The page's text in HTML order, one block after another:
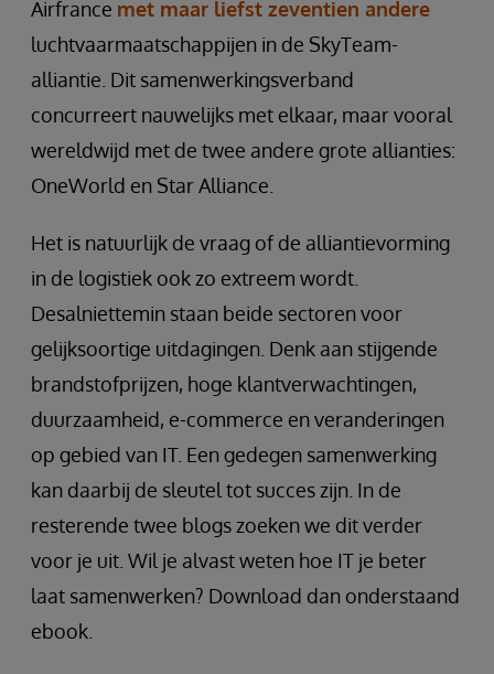
Airfrance met maar liefst zeventien andere
luchtvaarmaatschappijen in de SkyTeam-
alliantie. Dit samenwerkingsverband
concurreert nauwelijks met elkaar, maar vooral
wereldwijd met de twee andere grote allianties:
OneWorld en Star Alliance.
Het is natuurlijk de vraag of de alliantievorming
in de logistiek ook zo extreem wordt.
Desalniettemin staan beide sectoren voor
gelijksoortige uitdagingen. Denk aan stijgende
brandstofprijzen, hoge klantverwachtingen,
duurzaamheid, e-commerce en veranderingen
op gebied van IT. Een gedegen samenwerking
kan daarbij de sleutel tot succes zijn. In de
resterende twee blogs zoeken we dit verder
voor je uit. Wil je alvast weten hoe IT je beter
laat samenwerken? Download dan onderstaand
ebook.